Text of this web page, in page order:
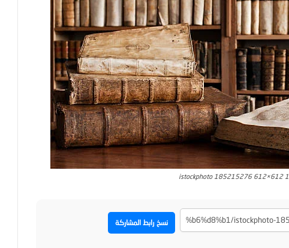
istockphoto 185215276 612×612 1
نسخ رابط المشاركة